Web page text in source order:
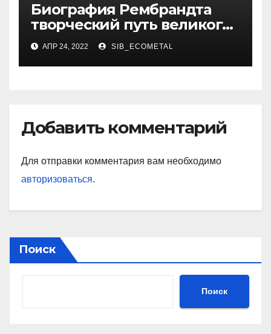
Биография Рембрандта
творческий путь великого
художника
АПР 24, 2022 SIB_ECOMETAL
Добавить комментарий
Для отправки комментария вам необходимо
авторизоваться.
Поиск
Поиск